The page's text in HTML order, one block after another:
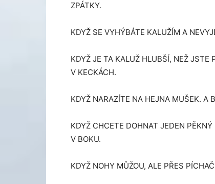
ZPÁTKY.
KDYŽ SE VYHÝBÁTE KALUŽÍM A
KDYŽ JE TA KALUŽ HLUBŠÍ, NEŽ JSTE
V KECKÁCH.
KDYŽ NARAZÍTE NA HEJNA MUŠEK. A
KDYŽ CHCETE DOHNAT JEDEN
V BOKU.
KDYŽ NOHY MŮŽOU, ALE PŘES